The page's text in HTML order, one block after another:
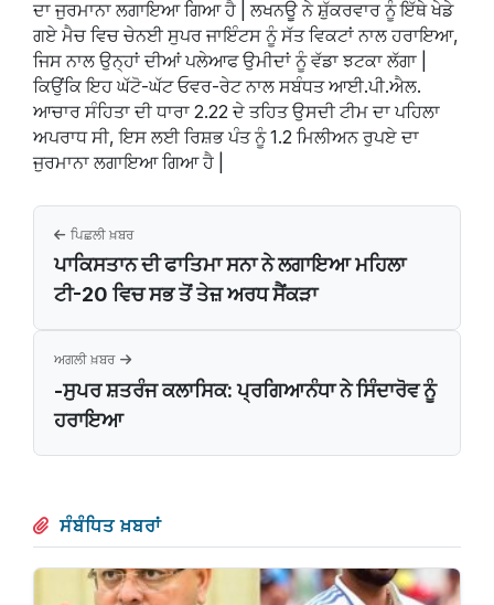
ਦਾ ਜੁਰਮਾਨਾ ਲਗਾਇਆ ਗਿਆ ਹੈ | ਲਖਨਊ ਨੇ ਸ਼ੁੱਕਰਵਾਰ ਨੂੰ ਇੱਥੇ ਖੇਡੇ
ਗਏ ਮੈਚ ਵਿਚ ਚੇਨਈ ਸੁਪਰ ਜਾਇੰਟਸ ਨੂੰ ਸੱਤ ਵਿਕਟਾਂ ਨਾਲ ਹਰਾਇਆ,
ਜਿਸ ਨਾਲ ਉਨ੍ਹਾਂ ਦੀਆਂ ਪਲੇਆਫ ਉਮੀਦਾਂ ਨੂੰ ਵੱਡਾ ਝਟਕਾ ਲੱਗਾ |
ਕਿਉਂਕਿ ਇਹ ਘੱਟੋ-ਘੱਟ ਓਵਰ-ਰੇਟ ਨਾਲ ਸਬੰਧਤ ਆਈ.ਪੀ.ਐਲ.
ਆਚਾਰ ਸੰਹਿਤਾ ਦੀ ਧਾਰਾ 2.22 ਦੇ ਤਹਿਤ ਉਸਦੀ ਟੀਮ ਦਾ ਪਹਿਲਾ
ਅਪਰਾਧ ਸੀ, ਇਸ ਲਈ ਰਿਸ਼ਭ ਪੰਤ ਨੂੰ 1.2 ਮਿਲੀਅਨ ਰੁਪਏ ਦਾ
ਜੁਰਮਾਨਾ ਲਗਾਇਆ ਗਿਆ ਹੈ |
ਪਿਛਲੀ ਖ਼ਬਰ
ਪਾਕਿਸਤਾਨ ਦੀ ਫਾਤਿਮਾ ਸਨਾ ਨੇ ਲਗਾਇਆ ਮਹਿਲਾ
ਟੀ-20 ਵਿਚ ਸਭ ਤੋਂ ਤੇਜ਼ ਅਰਧ ਸੈਂਕੜਾ
ਅਗਲੀ ਖ਼ਬਰ
-ਸੁਪਰ ਸ਼ਤਰੰਜ ਕਲਾਸਿਕ: ਪ੍ਰਗਿਆਨੰਧਾ ਨੇ ਸਿੰਦਾਰੋਵ ਨੂੰ
ਹਰਾਇਆ
ਸੰਬੰਧਿਤ ਖ਼ਬਰਾਂ